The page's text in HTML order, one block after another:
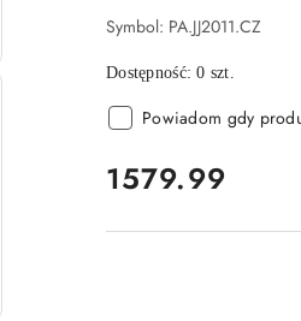
Symbol: PA.JJ2011.CZ
Dostępność:0 szt.
Powiadom gdy
cena:
1579.99